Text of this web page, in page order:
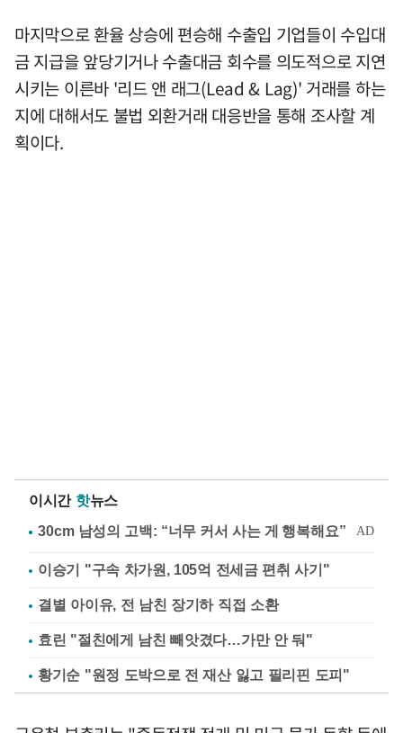
마지막으로 환율 상승에 편승해 수출입 기업들이 수입대
금 지급을 앞당기거나 수출대금 회수를 의도적으로 지연
시키는 이른바 '리드 앤 래그(Lead & Lag)' 거래를 하는
지에 대해서도 불법 외환거래 대응반을 통해 조사할 계
획이다.
이시간 핫뉴스
이승기 "구속 차가원, 105억 전세금 편취 사기"
결별 아이유, 전 남친 장기하 직접 소환
효린 "절친에게 남친 빼앗겼다…가만 안 둬"
황기순 "원정 도박으로 전 재산 잃고 필리핀 도피"